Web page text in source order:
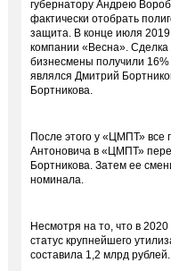
губернатору Андрею
фактически отобрать
защита. В конце июля
компании «Весна».
бизнесмены получили
являлся Дмитрий
Бортникова.
После этого у «ЦМПТ» все
Антоновича в «ЦМПТ»
Бортникова. Затем ее
номинала.
Несмотря на то, что в
статус крупнейшего
составила 1,2 млрд